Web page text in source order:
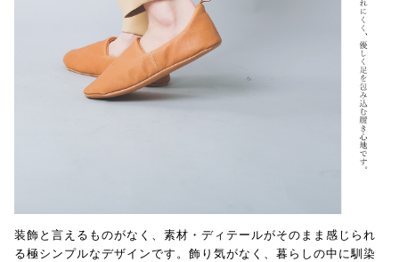
装飾と言えるものがなく、素材・ディテールがそのまま感じられ
る極シンプルなデザインです。飾り気がなく、暮らしの中に馴染